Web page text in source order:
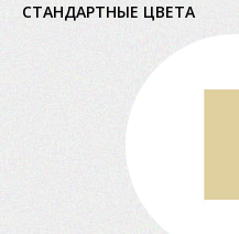
СТАНДАРТНЫЕ ЦВЕТА